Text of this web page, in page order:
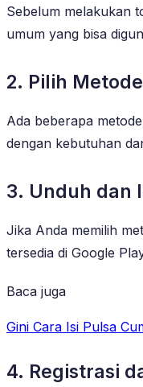
Sebelum melakukan
umum yang bisa
2. Pilih
Ada beberapa
dengan kebutuhan
3. Unduh dan
Jika Anda memilih
tersedia di Google
Baca juga
Gini Cara Isi Pulsa
4. Registrasi